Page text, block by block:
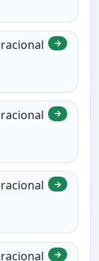
→
→
→
→